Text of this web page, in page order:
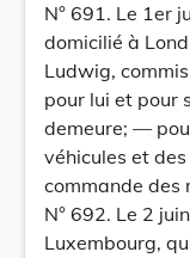
N° 691. Le 1er
domicilié à
Ludwig,
pour lui et pour
demeure; —
véhicules et
commande des
N° 692. Le 2
Luxembourg,